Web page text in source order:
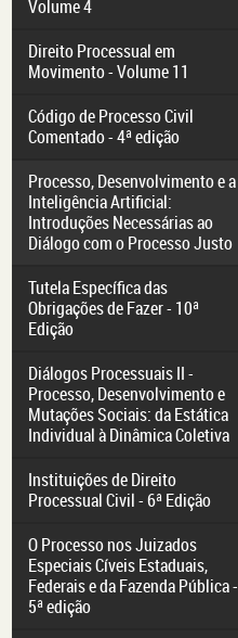
Volume 4
Direito Processual em
Movimento - Volume 11
Código de Processo Civil
Comentado - 4ª edição
Processo, Desenvolvimento e a
Inteligência Artificial:
Introduções Necessárias ao
Diálogo com o Processo Justo
Tutela Específica das
Obrigações de Fazer - 10ª
Edição
Diálogos Processuais II -
Processo, Desenvolvimento e
Mutações Sociais: da Estática
Individual à Dinâmica Coletiva
Instituições de Direito
Processual Civil - 6ª Edição
O Processo nos Juizados
Especiais Cíveis Estaduais,
Federais e da Fazenda Pública -
5ª edição